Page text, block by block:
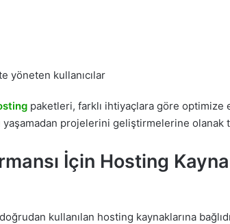
yöneten kullanıcılar
paketleri, farklı ihtiyaçlara göre optimize
projelerini geliştirmelerine olanak
İçin Hosting
kullanılan hosting kaynaklarına